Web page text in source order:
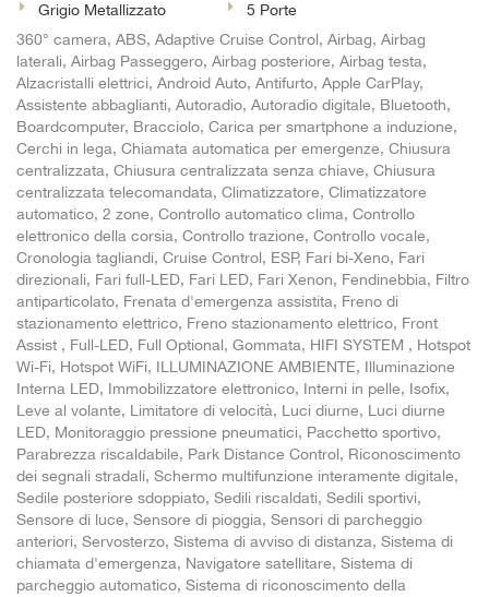
Grigio Metallizzato
5 Porte
360° camera, ABS, Adaptive Cruise Control, Airbag, Airbag
laterali, Airbag Passeggero, Airbag posteriore, Airbag testa,
Alzacristalli elettrici, Android Auto, Antifurto, Apple CarPlay,
Assistente abbaglianti, Autoradio, Autoradio digitale, Bluetooth,
Boardcomputer, Bracciolo, Carica per smartphone a induzione,
Cerchi in lega, Chiamata automatica per emergenze, Chiusura
centralizzata, Chiusura centralizzata senza chiave, Chiusura
centralizzata telecomandata, Climatizzatore, Climatizzatore
automatico, 2 zone, Controllo automatico clima, Controllo
elettronico della corsia, Controllo trazione, Controllo vocale,
Cronologia tagliandi, Cruise Control, ESP, Fari bi-Xeno, Fari
direzionali, Fari full-LED, Fari LED, Fari Xenon, Fendinebbia, Filtro
antiparticolato, Frenata d'emergenza assistita, Freno di
stazionamento elettrico, Freno stazionamento elettrico, Front
Assist , Full-LED, Full Optional, Gommata, HIFI SYSTEM , Hotspot
Wi-Fi, Hotspot WiFi, ILLUMINAZIONE AMBIENTE, Illuminazione
Interna LED, Immobilizzatore elettronico, Interni in pelle, Isofix,
Leve al volante, Limitatore di velocità, Luci diurne, Luci diurne
LED, Monitoraggio pressione pneumatici, Pacchetto sportivo,
Parabrezza riscaldabile, Park Distance Control, Riconoscimento
dei segnali stradali, Schermo multifunzione interamente digitale,
Sedile posteriore sdoppiato, Sedili riscaldati, Sedili sportivi,
Sensore di luce, Sensore di pioggia, Sensori di parcheggio
anteriori, Servosterzo, Sistema di avviso di distanza, Sistema di
chiamata d'emergenza, Navigatore satellitare, Sistema di
parcheggio automatico, Sistema di riconoscimento della